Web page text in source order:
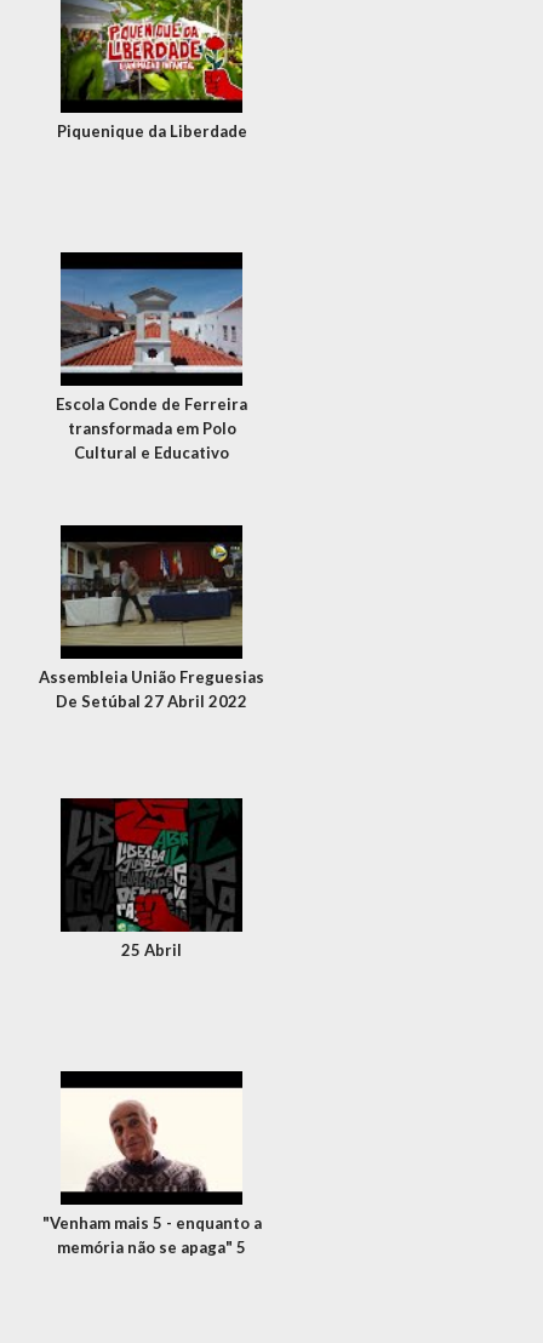
Piquenique da Liberdade
Escola Conde de Ferreira
transformada em Polo
Cultural e Educativo
Assembleia União Freguesias
De Setúbal 27 Abril 2022
25 Abril
"Venham mais 5 - enquanto a
memória não se apaga" 5